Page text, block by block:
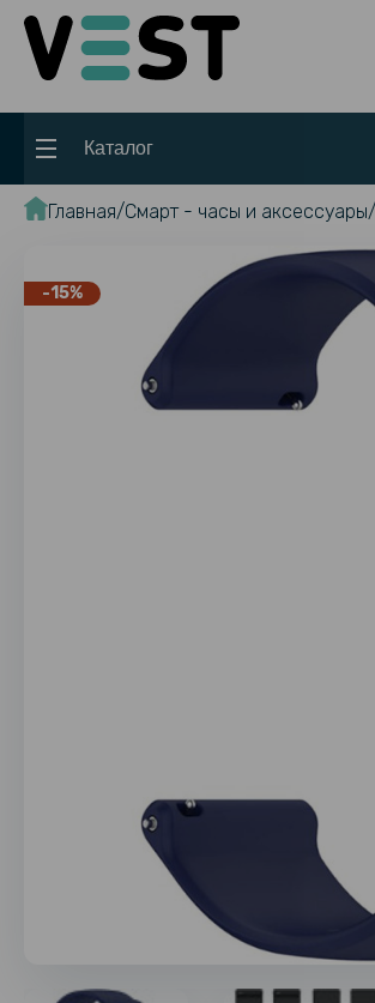
Каталог
Главная Смарт - часы и аксессуары
-15%